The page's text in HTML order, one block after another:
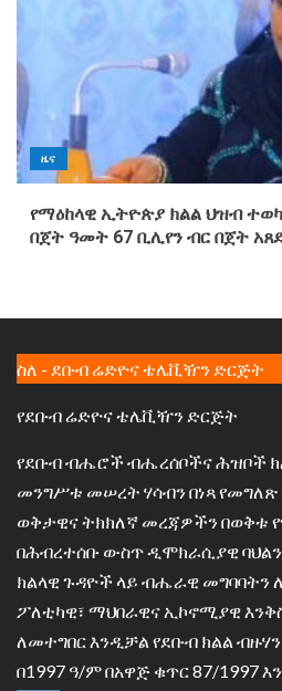
ዜና
የማዕከላዊ ኢትዮጵያ ክልል ህዝብ
በጀት ዓመት 67 ቢሊየን ብር በጀት
ስለ - ደቡብ ሬድዮና ቴሌቪዥን ድርጅት
የደቡብ ሬድዮና ቴሌቪዥን ድርጅት
የደቡብ ብሔሮች ብሔረሰቦችና ሕዝቦች
መንግሥቱ መሠረት ሃሳብን በነጻ
ወቅታዊና ትክክለኛ መረጃዎችን በወቅቱ
በሕብረተሰቡ ውስጥ ዲሞክራሲያዊ ባህልን
ክልላዊ ጉዳዮች ላይ ብሔራዊ መግባባትን
ፖለቲካዊ፣ ማህበራዊና ኢኮኖሚያዊ
ለመተግበር እንዲቻል የደቡብ ክልል
በ1997 ዓ/ም በአዋጅ ቁጥር 87/1997